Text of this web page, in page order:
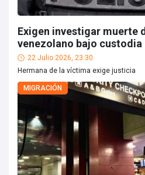
Exigen investigar muerte
venezolano bajo custodia
22 Julio 2026, 23:30
Hermana de la víctima exige justicia
MIGRACIÓN